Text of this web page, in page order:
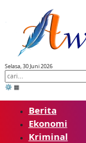
Selasa, 30 Juni 2026
⚙️ ▦
Berita
Ekonomi
Kriminal